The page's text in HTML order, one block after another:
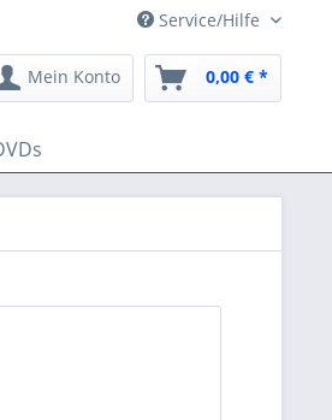
Service/Hilfe
Mein Konto 0,00 € *